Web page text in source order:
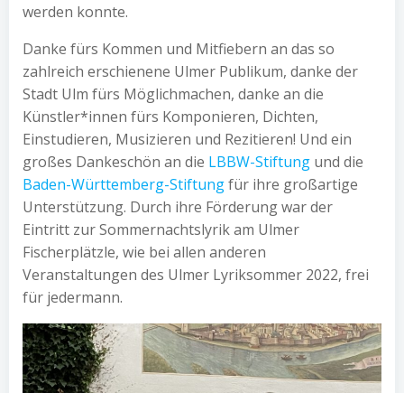
werden konnte.
Danke fürs Kommen und Mitfiebern an das so
zahlreich erschienene Ulmer Publikum, danke der
Stadt Ulm fürs Möglichmachen, danke an die
Künstler*innen fürs Komponieren, Dichten,
Einstudieren, Musizieren und Rezitieren! Und ein
großes Dankeschön an die LBBW-Stiftung und die
Baden-Württemberg-Stiftungfür ihre großartige
Unterstützung. Durch ihre Förderung war der
Eintritt zur Sommernachtslyrik am Ulmer
Fischerplätzle, wie bei allen anderen
Veranstaltungen des Ulmer Lyriksommer 2022, frei
für jedermann.